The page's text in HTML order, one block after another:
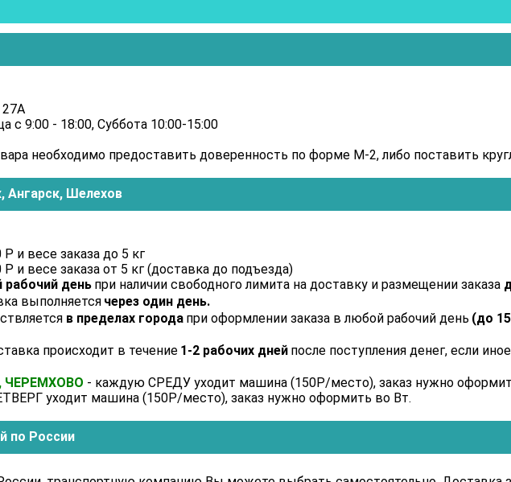
27А
с 9:00 - 18:00, Суббота 10:00-15:00
необходимо предоставить доверенность по форме М-2, либо поставить
Ангарск, Шелехов
и весе заказа до 5 кг
и весе заказа от 5 кг (доставка до подъезда)
день при наличии свободного лимита на доставку и размещении заказа
выполняется через один день.
в пределах города при оформлении заказа в любой рабочий день (до
происходит в течение 1-2 рабочих дней после поступления денег, если
ЧЕРЕМХОВО - каждую СРЕДУ уходит машина (150Р/место), заказ нужно
уходит машина (150Р/место), заказ нужно оформить во Вт.
по России